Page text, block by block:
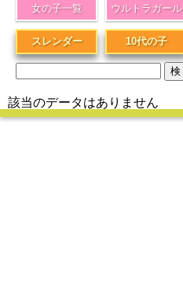
女の子一覧 ウルトラガール
スレンダー 10代の子
該当のデータはありません